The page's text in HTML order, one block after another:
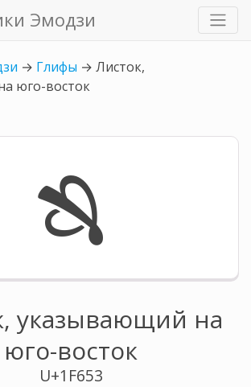
Эмодзи
→ Глифы → Листок,
юго-восток
🙓
указывающий на
юго-восток
U+1F653